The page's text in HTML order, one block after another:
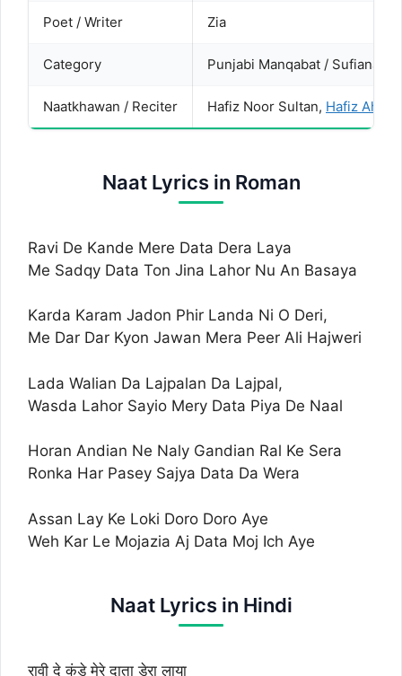
Poet / Writer Zia
Category Punjabi Manqabat / Sufiana
Naatkhawan / Reciter Hafiz Noor Sultan, Hafiz
Naat Lyrics in Roman
Ravi De Kande Mere Data Dera Laya
Me Sadqy Data Ton Jina Lahor Nu An Basaya
Karda Karam Jadon Phir Landa Ni O Deri,
Me Dar Dar Kyon Jawan Mera Peer Ali Hajweri
Lada Walian Da Lajpalan Da Lajpal,
Wasda Lahor Sayio Mery Data Piya De Naal
Horan Andian Ne Naly Gandian Ral Ke Sera
Ronka Har Pasey Sajya Data Da Wera
Assan Lay Ke Loki Doro Doro Aye
Weh Kar Le Mojazia Aj Data Moj Ich Aye
Naat Lyrics in Hindi
रावी दे कंडे मेरे दाता डेरा लाया